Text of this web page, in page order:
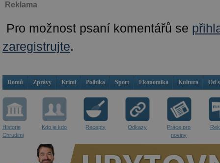
Reklama
Pro možnost psaní komentářů se
zaregistrujte.
Domů Zprávy Krimi Politika Sport Ekonomika Kultura Od
Historie
Chrudimi
Kdo je kdo Recepty Odkazy
Práce pro
noviny